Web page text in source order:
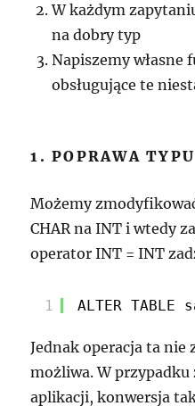
W każdym
na dobry typ
Napiszemy własne
obsługujące te
1. POPRAWA
Możemy
CHAR na INT i wtedy
operator INT = INT
1 ALTER TABLE
Jednak operacja ta nie
możliwa. W
aplikacji, konwersja